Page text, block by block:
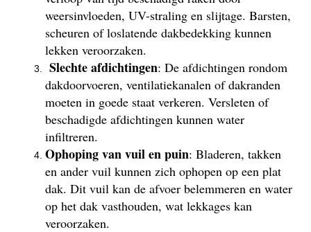
weersinvloeden, UV-straling en slijtage. Barsten,
scheuren of loslatende dakbedekking kunnen
lekken veroorzaken.
Slechte afdichtingen: De afdichtingen rondom
dakdoorvoeren, ventilatiekanalen of dakranden
moeten in goede staat verkeren. Versleten of
beschadigde afdichtingen kunnen water
infiltreren.
Ophoping van vuil en puin: Bladeren, takken
en ander vuil kunnen zich ophopen op een plat
dak. Dit vuil kan de afvoer belemmeren en water
op het dak vasthouden, wat lekkages kan
veroorzaken.